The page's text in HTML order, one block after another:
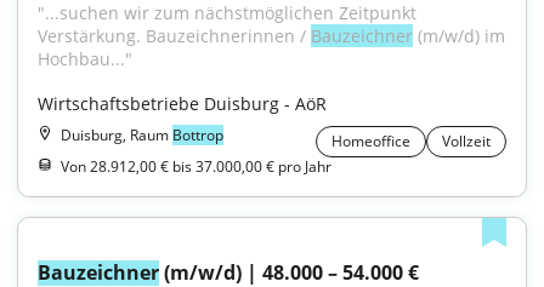
"...suchen wir zum nächstmöglichen Zeitpunkt
Verstärkung. Bauzeichnerinnen / Bauzeichner (m/w/d) im
Hochbau..."
Wirtschaftsbetriebe Duisburg - AöR
Duisburg, Raum Bottrop Homeoffice
Vollzeit
Von 28.912,00 € bis 37.000,00 € pro Jahr
Bauzeichner (m/w/d) | 48.000 – 54.000 €